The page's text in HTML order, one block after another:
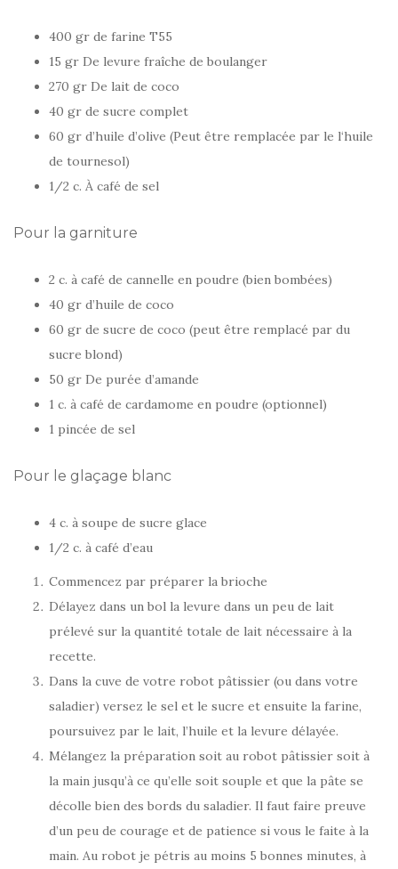
400 gr de farine T55
15 gr De levure fraîche de boulanger
270 gr De lait de coco
40 gr de sucre complet
60 gr d’huile d’olive (Peut être remplacée par le l‘huile
de tournesol)
1/2 c. À café de sel
Pour la garniture
2 c. à café de cannelle en poudre (bien bombées)
40 gr d’huile de coco
60 gr de sucre de coco (peut être remplacé par du
sucre blond)
50 gr De purée d’amande
1 c. à café de cardamome en poudre (optionnel)
1 pincée de sel
Pour le glaçage blanc
4 c. à soupe de sucre glace
1/2 c. à café d’eau
Commencez par préparer la brioche
Délayez dans un bol la levure dans un peu de lait
prélevé sur la quantité totale de lait nécessaire à la
recette.
Dans la cuve de votre robot pâtissier (ou dans votre
saladier) versez le sel et le sucre et ensuite la farine,
poursuivez par le lait, l’huile et la levure délayée.
Mélangez la préparation soit au robot pâtissier soit à
la main jusqu’à ce qu’elle soit souple et que la pâte se
décolle bien des bords du saladier. Il faut faire preuve
d’un peu de courage et de patience si vous le faite à la
main. Au robot je pétris au moins 5 bonnes minutes, à